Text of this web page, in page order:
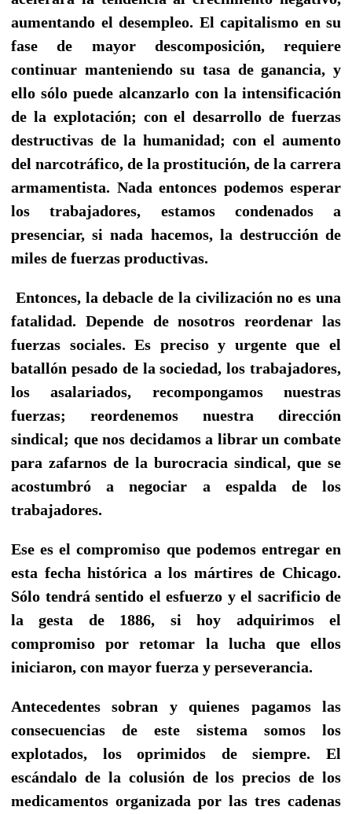
aumentando el desempleo. El capitalismo en su
fase de mayor descomposición, requiere
continuar manteniendo su tasa de ganancia, y
ello sólo puede alcanzarlo con la intensificación
de la explotación; con el desarrollo de fuerzas
destructivas de la humanidad; con el aumento
del narcotráfico, de la prostitución, de la carrera
armamentista. Nada entonces podemos esperar
los trabajadores, estamos condenados a
presenciar, si nada hacemos, la destrucción de
miles de fuerzas productivas.
Entonces, la debacle de la civilización no es una
fatalidad. Depende de nosotros reordenar las
fuerzas sociales. Es preciso y urgente que el
batallón pesado de la sociedad, los trabajadores,
los asalariados, recompongamos nuestras
fuerzas; reordenemos nuestra dirección
sindical; que nos decidamos a librar un combate
para zafarnos de la burocracia sindical, que se
acostumbró a negociar a espalda de los
trabajadores.
Ese es el compromiso que podemos entregar en
esta fecha histórica a los mártires de Chicago.
Sólo tendrá sentido el esfuerzo y el sacrificio de
la gesta de 1886, si hoy adquirimos el
compromiso por retomar la lucha que ellos
iniciaron, con mayor fuerza y perseverancia.
Antecedentes sobran y quienes pagamos las
consecuencias de este sistema somos los
explotados, los oprimidos de siempre. El
escándalo de la colusión de los precios de los
medicamentos organizada por las tres cadenas